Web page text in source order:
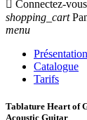
 Connectez-vous
shopping_cart
menu
Présentation
Catalogue
Tarifs
Tablature Heart of
Acoustic Guitar